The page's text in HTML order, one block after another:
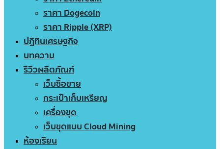
ราคา Dogecoin
ราคา Ripple (XRP)
ปฏิทินเศรษฐกิจ
บทความ
รีวิวผลิตภัณฑ์
เว็บซื้อขาย
กระเป๋าเก็บเหรียญ
เครื่องขุด
เว็บขุดแบบ Cloud Mining
ห้องเรียน